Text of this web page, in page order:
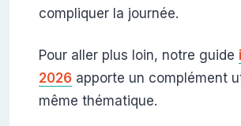
compliquer la journée.
Pour aller plus loin, notre guide
2026apporte un complément
même thématique.